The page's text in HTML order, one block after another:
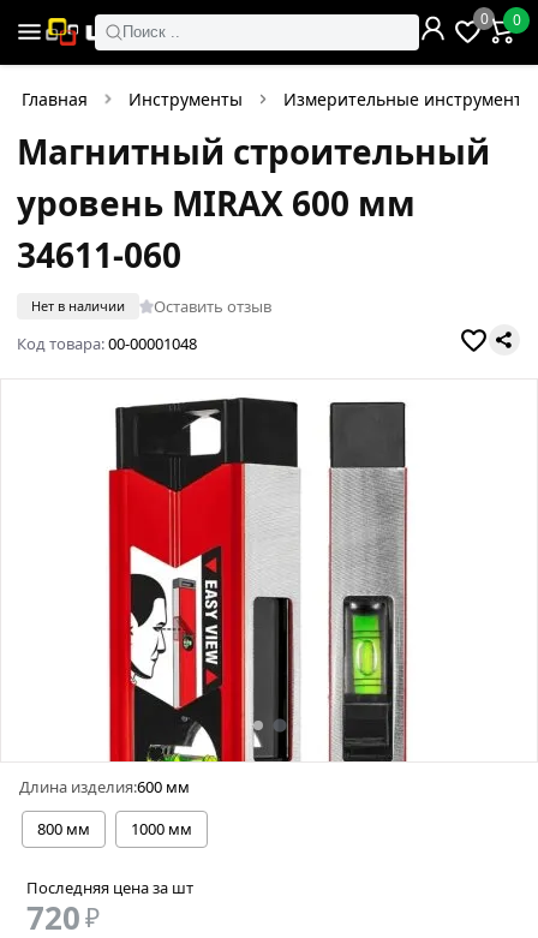
Поиск ..
0 0
Главная Инструменты Измерительные инструменты
Магнитный строительный
уровень MIRAX 600 мм
34611-060
Нет в наличии
Оставить отзыв
Код товара:00-00001048
Длина изделия:600 мм
800 мм
1000 мм
Последняя цена за шт
720₽